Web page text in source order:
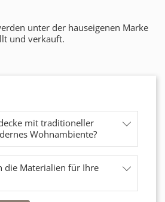
unter der hauseigenen Marke
und verkauft.
mit traditioneller
Wohnambiente?
die Materialien für Ihre